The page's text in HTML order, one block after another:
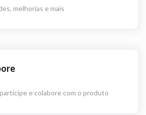
melhorias e mais
e colabore com o produto